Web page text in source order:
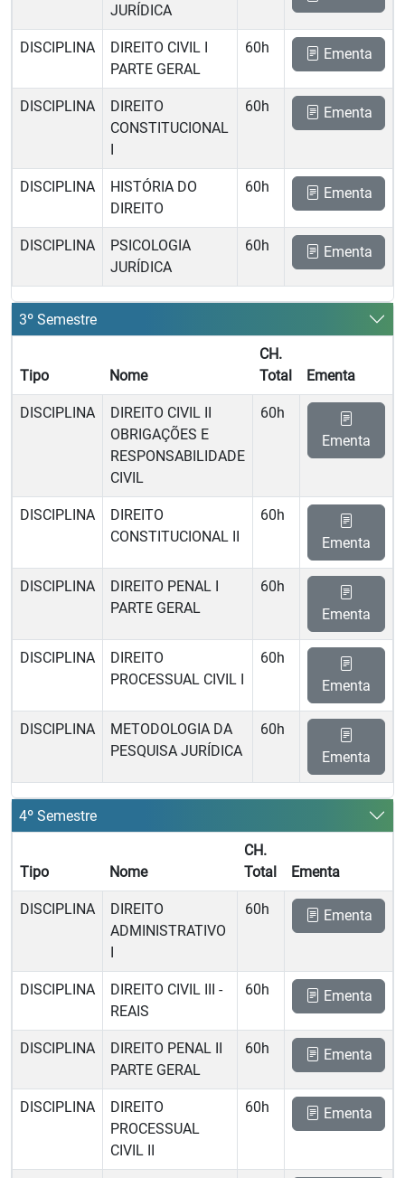
JURÍDICA
DISCIPLINA
DIREITO CIVIL I 
PARTE GERAL
60h Ementa
DISCIPLINA
DIREITO
CONSTITUCIONAL
I
60h Ementa
DISCIPLINA
HISTÓRIA DO
DIREITO
60h Ementa
DISCIPLINA
PSICOLOGIA
JURÍDICA
60h Ementa
3º Semestre
Tipo Nome
CH.
Total
Ementa
DISCIPLINA
DIREITO CIVIL II 
OBRIGAÇÕES E
RESPONSABILIDADE
CIVIL
60h
Ementa
DISCIPLINA
DIREITO
CONSTITUCIONAL II
60h
Ementa
DISCIPLINA
DIREITO PENAL I 
PARTE GERAL
60h
Ementa
DISCIPLINA
DIREITO
PROCESSUAL CIVIL I
60h
Ementa
DISCIPLINA
METODOLOGIA DA
PESQUISA JURÍDICA
60h
Ementa
4º Semestre
Tipo Nome
CH.
Total
Ementa
DISCIPLINA
DIREITO
ADMINISTRATIVO
I
60h Ementa
DISCIPLINA
DIREITO CIVIL III -
REAIS
60h Ementa
DISCIPLINA
DIREITO PENAL II 
PARTE GERAL
60h Ementa
DISCIPLINA
DIREITO
PROCESSUAL
CIVIL II
60h Ementa